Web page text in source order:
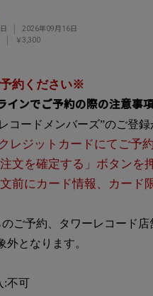
2026年09月16日
￥3,300
約ください※
インでご予約の際の注意事
コードメンバーズ”のご登
レジットカードにてご予
文を確定する」ボタンを
前にカード情報、カード
ご予約、タワーレコード
となります。
:不可